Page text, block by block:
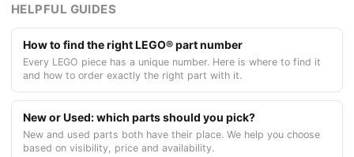
HELPFUL GUIDES
How to find the right LEGO® part number
Every LEGO piece has a unique number. Here is where to find it
and how to order exactly the right part with it.
New or Used: which parts should you pick?
New and used parts both have their place. We help you choose
based on visibility, price and availability.